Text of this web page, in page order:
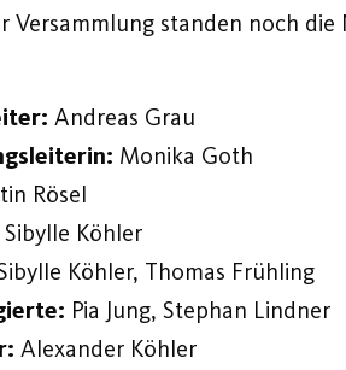
Versammlung standen noch
Andreas Grau
Monika Goth
Rösel
Sibylle Köhler
Köhler, Thomas Frühling
Pia Jung, Stephan Lindner
Alexander Köhler